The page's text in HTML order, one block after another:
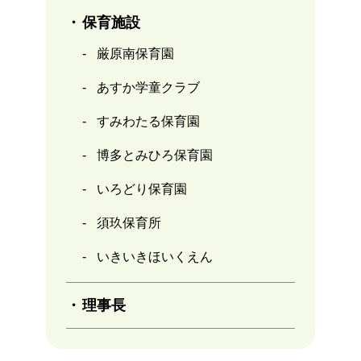
保育施設
厳原南保育園
あすか学童クラブ
すみわたる保育園
博多とみひろ保育園
いろどり保育園
須玖保育所
いきいきほいくえん
理事長